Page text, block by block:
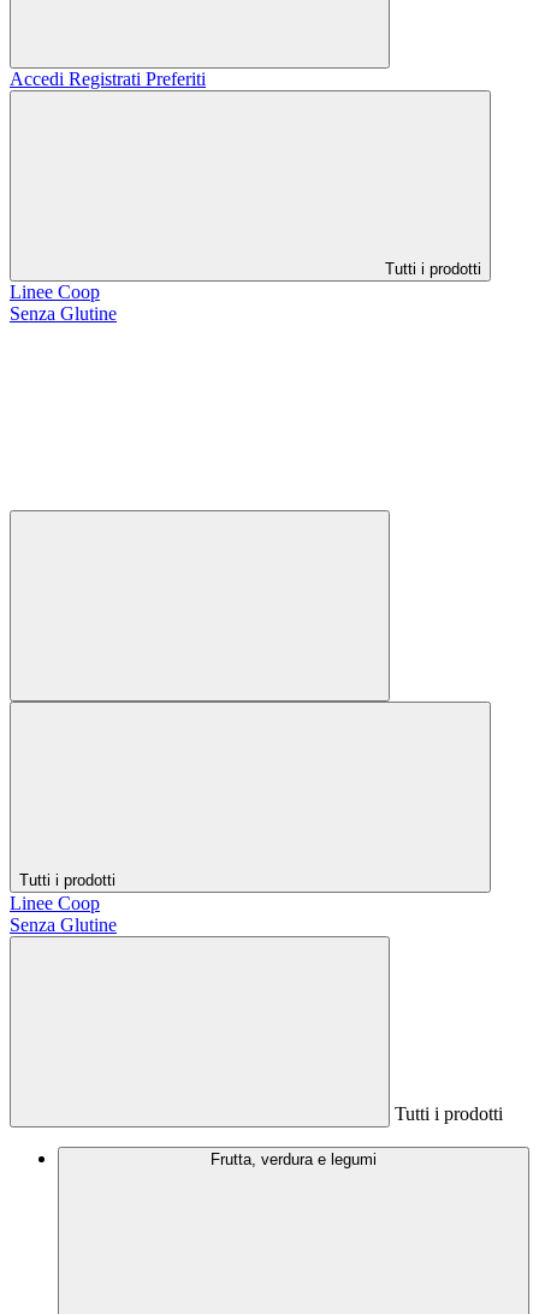
Accedi Registrati Preferiti
Tutti i prodotti
Linee Coop
Senza Glutine
Tutti i prodotti
Linee Coop
Senza Glutine
Tutti i prodotti
Frutta, verdura e legumi